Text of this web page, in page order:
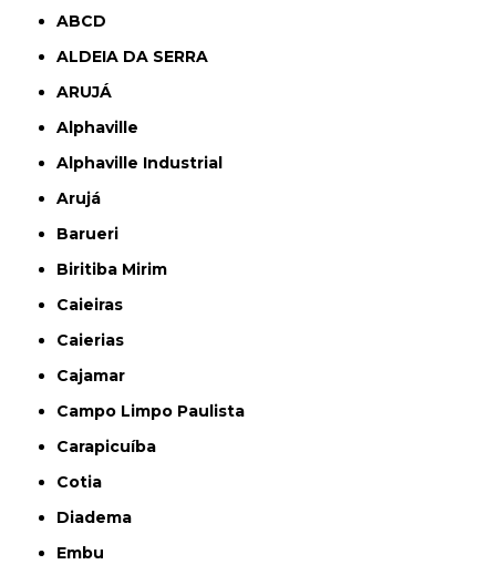
ABCD
ALDEIA DA SERRA
ARUJÁ
Alphaville
Alphaville Industrial
Arujá
Barueri
Biritiba Mirim
Caieiras
Caierias
Cajamar
Campo Limpo Paulista
Carapicuíba
Cotia
Diadema
Embu